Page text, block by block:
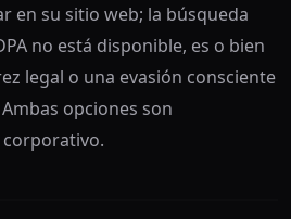
en su sitio web; la búsqueda
no está disponible, es o bien
legal o una evasión consciente
opciones son